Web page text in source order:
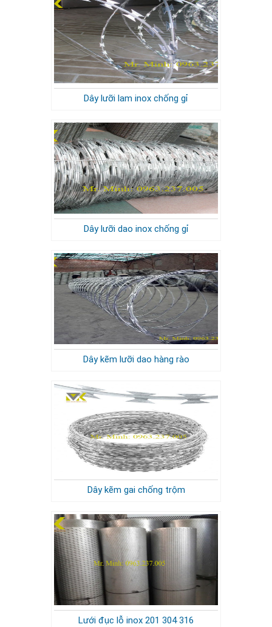
Dây lưỡi lam inox chống gỉ
Dây lưỡi dao inox chống gỉ
Dây kẽm lưỡi dao hàng rào
Dây kẽm gai chống trộm
Lưới đục lỗ inox 201 304 316